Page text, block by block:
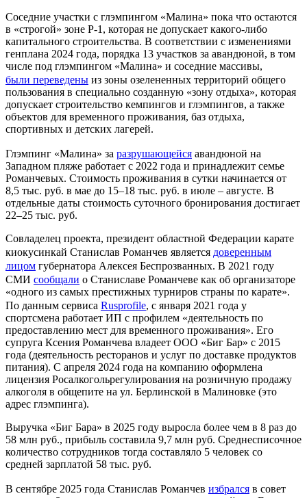
Соседние участки с глэмпингом «Малина» пока что остаются
в «строгой» зоне Р-1, которая не допускает какого-либо
капитального строительства. В соответствии с изменениями
генплана 2024 года, порядка 13 участков за авандюной, в том
числе под глэмпингом «Малина» и соседние массивы,
были переведены из зоны озелененных территорий общего
пользования в специально созданную «зону отдыха», которая
допускает строительство кемпингов и глэмпингов, а также
объектов для временного проживания, баз отдыха,
спортивных и детских лагерей.
Глэмпинг «Малина» за разрушающейся авандюной на
Западном пляже работает с 2022 года и принадлежит семье
Романчевых. Стоимость проживания в сутки начинается от
8,5 тыс. руб. в мае до 15–18 тыс. руб. в июле – августе. В
отдельные даты стоимость суточного бронирования достигает
22–25 тыс. руб.
Совладелец проекта, президент областной Федерации карате
киокусинкай Станислав Романчев является доверенным
лицом губернатора Алексея Беспрозванных. В 2021 году
СМИ сообщали о Станиславе Романчеве как об организаторе
«одного из самых престижных турниров страны по карате».
По данным сервиса Rusprofile, с января 2021 года у
спортсмена работает ИП с профилем «деятельность по
предоставлению мест для временного проживания». Его
супруга Ксения Романчева владеет ООО «Биг Бар» с 2015
года (деятельность ресторанов и услуг по доставке продуктов
питания). С апреля 2024 года на компанию оформлена
лицензия Росалкогольрегулирования на розничную продажу
алкоголя в общепите на ул. Берлинской в Малиновке (это
адрес глэмпинга).
Выручка «Биг Бара» в 2025 году выросла более чем в 8 раз до
58 млн руб., прибыль составила 9,7 млн руб. Среднесписочное
количество сотрудников тогда составляло 5 человек со
средней зарплатой 58 тыс. руб.
В сентябре 2025 года Станислав Романчев избрался в совет